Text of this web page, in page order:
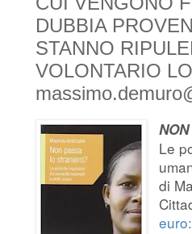
DUBBIA
STANNO
VOLONTARIO
Le
di